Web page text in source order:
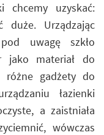
chcemy uzyskać:
Urządzając
uwagę szkło
jako materiał do
różne gadżety do
łazienki
a zaistniała
wówczas